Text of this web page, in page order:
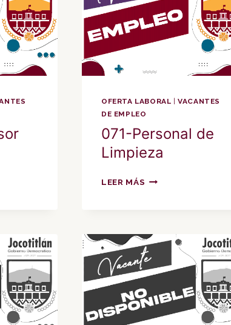
OFERTA LABORAL |VACANTES
DE EMPLEO
071-Personal de
Limpieza
LEER MÁS 071-